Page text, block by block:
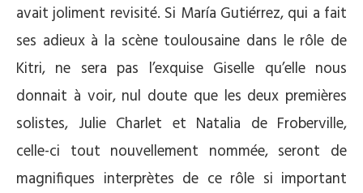
avait joliment revisité. Si María Gutiérrez, qui a fait
ses adieux à la scène toulousaine dans le rôle de
Kitri, ne sera pas l’exquise Giselle qu’elle nous
donnait à voir, nul doute que les deux premières
solistes, Julie Charlet et Natalia de Froberville,
celle-ci tout nouvellement nommée, seront de
magnifiques interprètes de ce rôle si important